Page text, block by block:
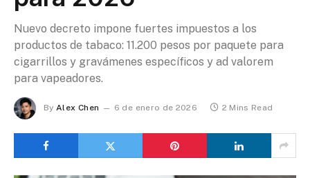
Nuevo decreto impone fuertes impuestos a los
productos de tabaco: 11.200 pesos por paquete para
cigarrillos y gravámenes específicos y ad valorem
para vapeadores.
By Alex Chen 6 de enero de 2026 2 Mins Read